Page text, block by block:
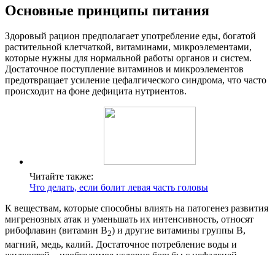
Основные принципы питания
Здоровый рацион предполагает употребление еды, богатой
растительной клетчаткой, витаминами, микроэлементами,
которые нужны для нормальной работы органов и систем.
Достаточное поступление витаминов и микроэлементов
предотвращает усиление цефалгического синдрома, что часто
происходит на фоне дефицита нутриентов.
Читайте также:
Что делать, если болит левая часть головы
К веществам, которые способны влиять на патогенез развития
мигренозных атак и уменьшать их интенсивность, относят
рибофлавин (витамин B2) и другие витамины группы B,
магний, медь, калий. Достаточное потребление воды и